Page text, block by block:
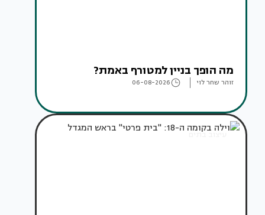
מה הופך בניין למטורף באמת?
זוהר שחר לוי 06-08-2026
עיצוב בתים